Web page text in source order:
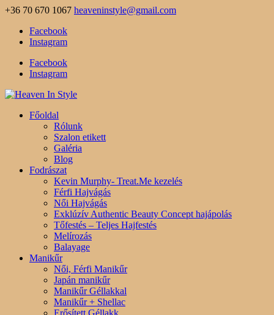
+36 70 670 1067 heaveninstyle@gmail.com
Facebook
Instagram
Facebook
Instagram
Főoldal
Rólunk
Szalon etikett
Galéria
Blog
Fodrászat
Kevin Murphy- Treat.Me kezelés
Férfi Hajvágás
Női Hajvágás
Exklúzív Authentic Beauty Concept hajápolás
Tőfestés – Teljes Hajfestés
Melírozás
Balayage
Manikűr
Női, Férfi Manikűr
Japán manikűr
Manikűr Géllakkal
Manikűr + Shellac
Erősített Géllakk